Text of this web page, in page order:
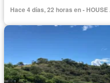
Hace 4 días, 22 horas en -